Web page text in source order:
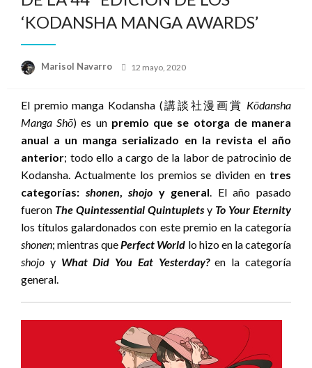
‘KODANSHA MANGA AWARDS’
Marisol Navarro
Publicado
12 mayo, 2020
El premio manga Kodansha (講談社漫画賞 Kōdansha
Manga Shō) es un premio que se otorga de manera
anual a un manga serializado en la revista el año
anterior; todo ello a cargo de la labor de patrocinio de
Kodansha. Actualmente los premios se dividen en tres
categorías: shonen,shojo y general. El año pasado
fueron The Quintessential Quintuplets y To Your Eternity
los títulos galardonados con este premio en la categoría
shonen; mientras quePerfect World lo hizo en la categoría
shojo y What Did You Eat Yesterday? en la categoría
general.